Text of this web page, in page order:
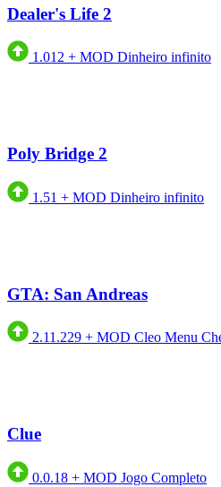
Dealer's Life 2
1.012 + MOD Dinheiro infinito
Poly Bridge 2
1.51 + MOD Dinheiro infinito
GTA: San Andreas
2.11.229 + MOD Cleo Menu
Clue
0.0.18 + MOD Jogo Completo